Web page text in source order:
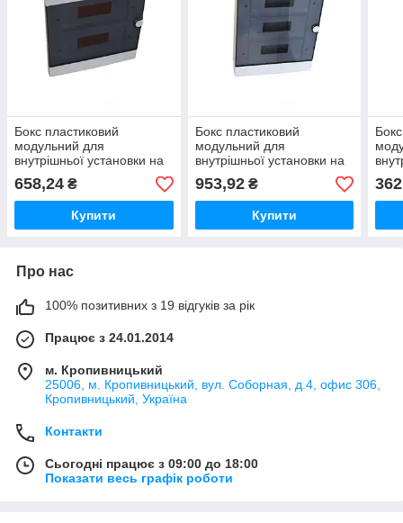
Бокс пластиковий
модульний для
внутрішньої установки на
24 модулів IP20
658,24 ₴
Купити
Бокс пластиковий
модульний для
внутрішньої установки на
36 модулів IP20
953,92₴
Купити
12
Про нас
100% позитивних з 19 відгуків за рік
Працює з 24.01.2014
м. Кропивницький
25006, м. Кропивницький, вул. Соборная, д.4, офис 306,
Кропивницький, Україна
Контакти
Сьогодні працює з 09:00 до 18:00
Показати весь графік роботи